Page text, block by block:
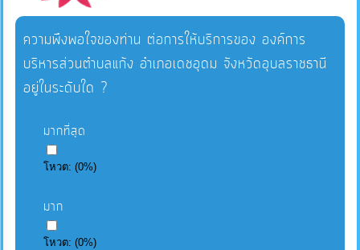
ความพึงพอใจของท่าน ต่อการให้บริการของ องค์การ
บริหารส่วนตำบลแก้ง อำเภอเดชอุดม จังหวัดอุบลราชธานี
อยู่ในระดับใด ?
มากที่สุด
โหวต:(0%)
มาก
โหวต:(0%)